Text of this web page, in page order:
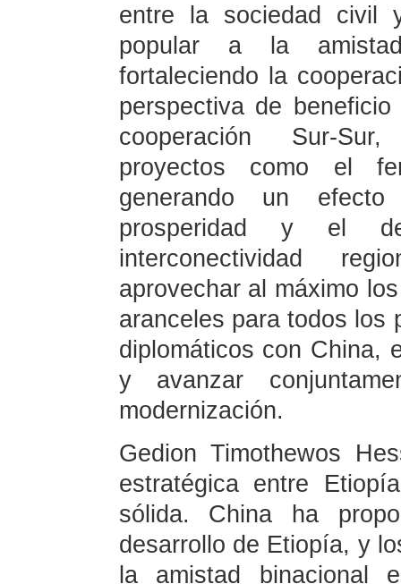
entre la sociedad civil
popular a la
fortaleciendo la
perspectiva de
cooperación Sur-
proyectos como el
generando un
prosperidad y el
interconectividad
aprovechar al máximo
aranceles para todos los
diplomáticos con China,
y avanzar
modernización.
Gedion Timothewos
estratégica entre
sólida. China ha
desarrollo de Etiopía, y
la amistad binacional